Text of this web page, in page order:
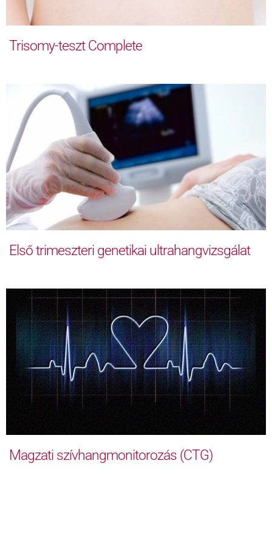
Trisomy-teszt Complete
Első trimeszteri genetikai ultrahangvizsgálat
Magzati szívhangmonitorozás (CTG)